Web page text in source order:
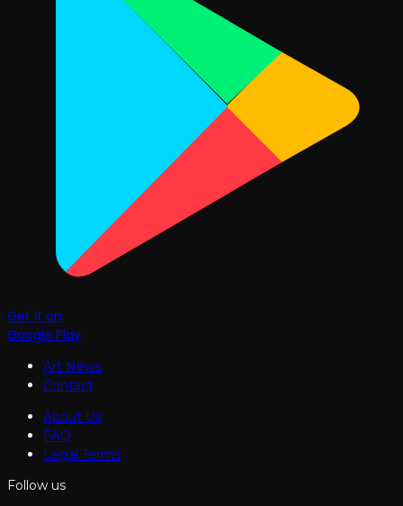
Get it on
Google Play
Art News
Contact
About Us
FAQ
Legal Terms
Follow us